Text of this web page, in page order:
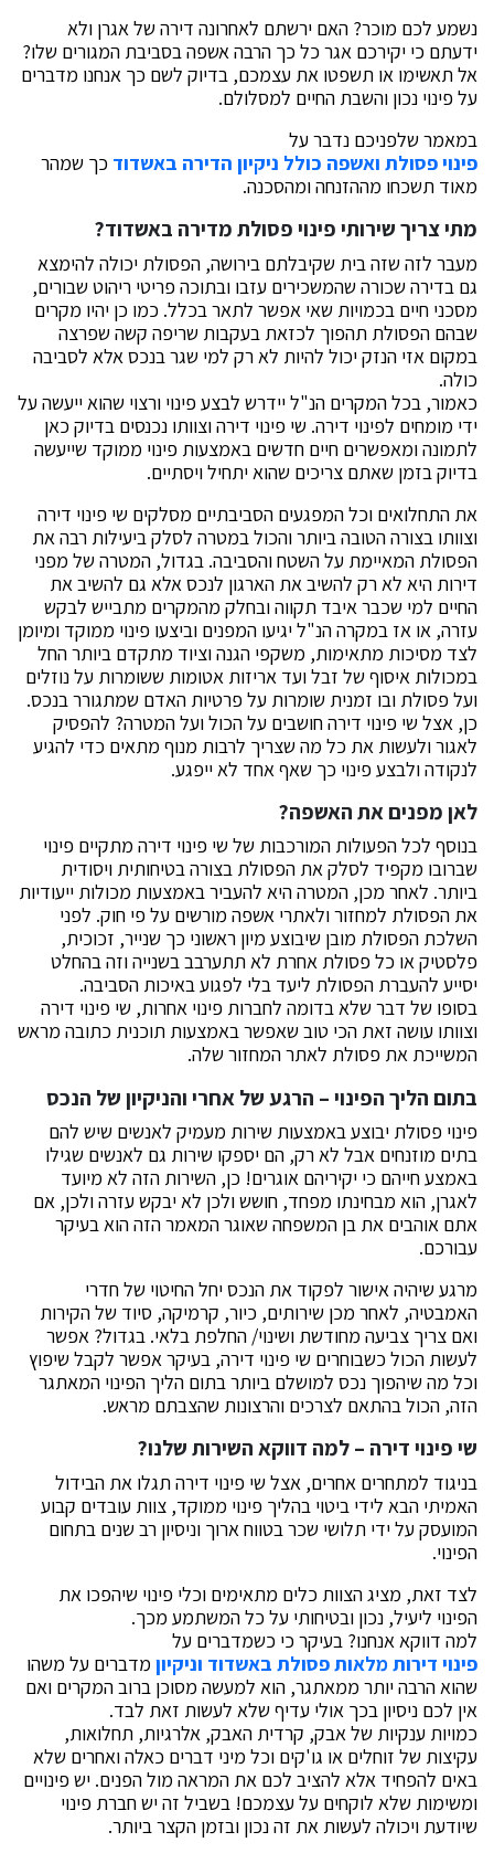
נשמע לכם מוכר? האם ירשתם לאחרונה דירה של אגרן ולא
ידעתם כי יקירכם אגר כל כך הרבה אשפה בסביבת המגורים שלו?
אל תאשימו או תשפטו את עצמכם, בדיוק לשם כך אנחנו מדברים
על פינוי נכון והשבת החיים למסלולם.
במאמר שלפניכם נדבר על
פינוי פסולת ואשפה כולל ניקיון הדירה באשדודכך שמהר
מאוד תשכחו מההזנחה ומהסכנה.
מתי צריך שירותי פינוי פסולת מדירה באשדוד?
מעבר לזה שזה בית שקיבלתם בירושה, הפסולת יכולה להימצא
גם בדירה שכורה שהמשכירים עזבו ובתוכה פריטי ריהוט שבורים,
מסכני חיים בכמויות שאי אפשר לתאר בכלל. כמו כן יהיו מקרים
שבהם הפסולת תהפוך לכזאת בעקבות שריפה קשה שפרצה
במקום אזי הנזק יכול להיות לא רק למי שגר בנכס אלא לסביבה
כולה.
כאמור, בכל המקרים הנ"ל יידרש לבצע פינוי ורצוי שהוא ייעשה על
ידי מומחים לפינוי דירה. שי פינוי דירה וצוותו נכנסים בדיוק כאן
לתמונה ומאפשרים חיים חדשים באמצעות פינוי ממוקד שייעשה
בדיוק בזמן שאתם צריכים שהוא יתחיל ויסתיים.
את התחלואים וכל המפגעים הסביבתיים מסלקים שי פינוי דירה
וצוותו בצורה הטובה ביותר והכול במטרה לסלק ביעילות רבה את
הפסולת המאיימת על השטח והסביבה. בגדול, המטרה של מפני
דירות היא לא רק להשיב את הארגון לנכס אלא גם להשיב את
החיים למי שכבר איבד תקווה ובחלק מהמקרים מתבייש לבקש
עזרה, או אז במקרה הנ"ל יגיעו המפנים וביצעו פינוי ממוקד ומיומן
לצד מסיכות מתאימות, משקפי הגנה וציוד מתקדם ביותר החל
במכולות איסוף של זבל ועד אריזות אטומות ששומרות על נוזלים
ועל פסולת ובו זמנית שומרות על פרטיות האדם שמתגורר בנכס.
כן, אצל שי פינוי דירה חושבים על הכול ועל המטרה? להפסיק
לאגור ולעשות את כל מה שצריך לרבות מנוף מתאים כדי להגיע
לנקודה ולבצע פינוי כך שאף אחד לא ייפגע.
לאן מפנים את האשפה?
בנוסף לכל הפעולות המורכבות של שי פינוי דירה מתקיים פינוי
שברובו מקפיד לסלק את הפסולת בצורה בטיחותית ויסודית
ביותר. לאחר מכן, המטרה היא להעביר באמצעות מכולות ייעודיות
את הפסולת למחזור ולאתרי אשפה מורשים על פי חוק. לפני
השלכת הפסולת מובן שיבוצע מיון ראשוני כך שנייר, זכוכית,
פלסטיק או כל פסולת אחרת לא תתערבב בשנייה וזה בהחלט
יסייע להעברת הפסולת ליעד בלי לפגוע באיכות הסביבה.
בסופו של דבר שלא בדומה לחברות פינוי אחרות, שי פינוי דירה
וצוותו עושה זאת הכי טוב שאפשר באמצעות תוכנית כתובה מראש
המשייכת את פסולת לאתר המחזור שלה.
בתום הליך הפינוי – הרגע של אחרי והניקיון של הנכס
פינוי פסולת יבוצע באמצעות שירות מעמיק לאנשים שיש להם
בתים מוזנחים אבל לא רק, הם יספקו שירות גם לאנשים שגילו
באמצע חייהם כי יקיריהם אוגרים! כן, השירות הזה לא מיועד
לאגרן, הוא מבחינתו מפחד, חושש ולכן לא יבקש עזרה ולכן, אם
אתם אוהבים את בן המשפחה שאוגר המאמר הזה הוא בעיקר
עבורכם.
מרגע שיהיה אישור לפקוד את הנכס יחל החיטוי של חדרי
האמבטיה, לאחר מכן שירותים, כיור, קרמיקה, סיוד של הקירות
ואם צריך צביעה מחודשת ושינוי/ החלפת בלאי. בגדול? אפשר
לעשות הכול כשבוחרים שי פינוי דירה, בעיקר אפשר לקבל שיפוץ
וכל מה שיהפוך נכס למושלם ביותר בתום הליך הפינוי המאתגר
הזה, הכול בהתאם לצרכים והרצונות שהצבתם מראש.
שי פינוי דירה – למה דווקא השירות שלנו?
בניגוד למתחרים אחרים, אצל שי פינוי דירה תגלו את הבידול
האמיתי הבא לידי ביטוי בהליך פינוי ממוקד, צוות עובדים קבוע
המועסק על ידי תלושי שכר בטווח ארוך וניסיון רב שנים בתחום
הפינוי.
לצד זאת, מציג הצוות כלים מתאימים וכלי פינוי שיהפכו את
הפינוי ליעיל, נכון ובטיחותי על כל המשתמע מכך.
למה דווקא אנחנו? בעיקר כי כשמדברים על
פינוי דירות מלאות פסולת באשדוד וניקיוןמדברים על משהו
שהוא הרבה יותר ממאתגר, הוא למעשה מסוכן ברוב המקרים ואם
אין לכם ניסיון בכך אולי עדיף שלא לעשות זאת לבד.
כמויות ענקיות של אבק, קרדית האבק, אלרגיות, תחלואות,
עקיצות של זוחלים או גו'קים וכל מיני דברים כאלה ואחרים שלא
באים להפחיד אלא להציב לכם את המראה מול הפנים. יש פינויים
ומשימות שלא לוקחים על עצמכם! בשביל זה יש חברת פינוי
שיודעת ויכולה לעשות את זה נכון ובזמן הקצר ביותר.